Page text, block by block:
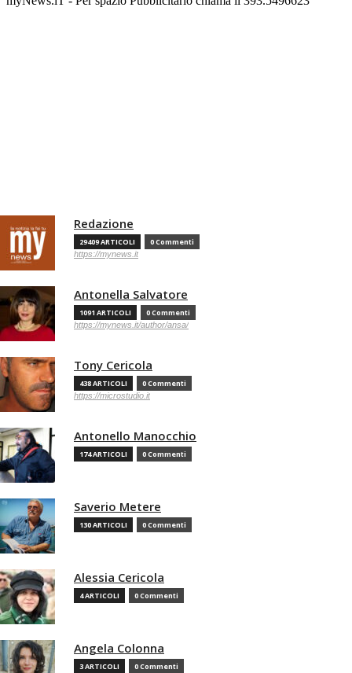
Redazione
29409 ARTICOLI 0 Commenti
https://mynews.it
Antonella Salvatore
1091 ARTICOLI 0 Commenti
https://mynews.it/author/ansa/
Tony Cericola
438 ARTICOLI 0 Commenti
https://microstudio.it
Antonello Manocchio
174 ARTICOLI 0 Commenti
Saverio Metere
130 ARTICOLI 0 Commenti
Alessia Cericola
4 ARTICOLI 0 Commenti
Angela Colonna
3 ARTICOLI 0 Commenti